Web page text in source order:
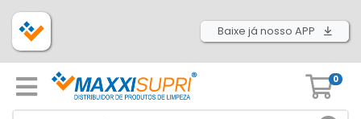
Baixe já nosso APP
0